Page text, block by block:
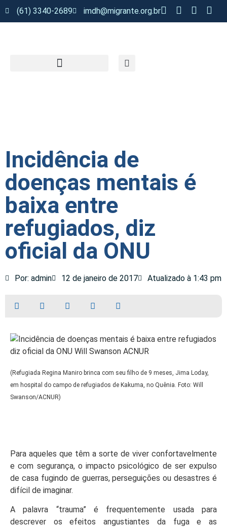
(61) 3340-2689 imdh@migrante.org.br
Incidência de
doenças mentais é
baixa entre
refugiados, diz
oficial da ONU
Por: admin 12 de janeiro de 2017 Atualizado à 1:43 pm
(Refugiada Regina Maniro brinca com seu filho de 9 meses, Jima Loday,
em hospital do campo de refugiados de Kakuma, no Quênia. Foto: Will
Swanson/ACNUR)
Para aqueles que têm a sorte de viver confortavelmente
e com segurança, o impacto psicológico de ser expulso
de casa fugindo de guerras, perseguições ou desastres é
difícil de imaginar.
A palavra “trauma” é frequentemente usada para
descrever os efeitos angustiantes da fuga e as